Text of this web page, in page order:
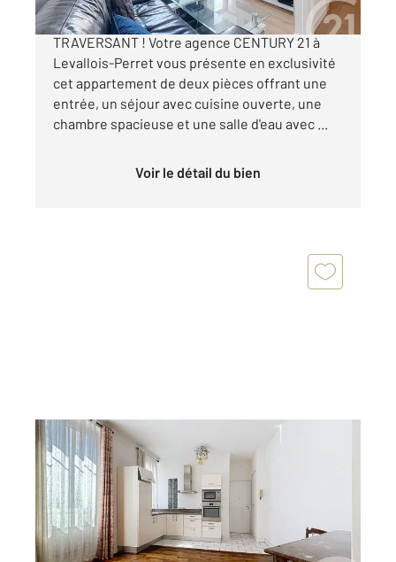
PLACE JEAN ZAY : DEUX PIECES CALME ET
TRAVERSANT ! Votre agence CENTURY 21 à
Levallois-Perret vous présente en exclusivité
cet appartement de deux pièces offrant une
entrée, un séjour avec cuisine ouverte, une
chambre spacieuse et une salle d'eau avec ...
Voir le détail du bien
LEVALLOIS PERRET 92
31,91 m 2, 2 pièces
Ref : 3180
Appartement F2 à vendre
229 000 €